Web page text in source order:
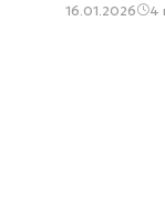
16.01.2026 4